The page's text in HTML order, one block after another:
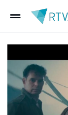
drag_handle